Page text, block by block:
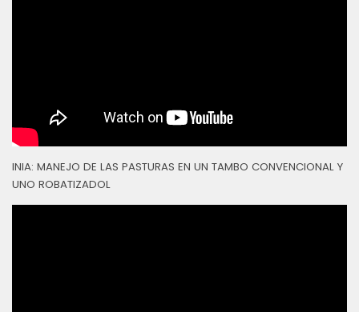
INIA: MANEJO DE LAS PASTURAS EN UN TAMBO CONVENCIONAL Y
UNO ROBATIZADOL